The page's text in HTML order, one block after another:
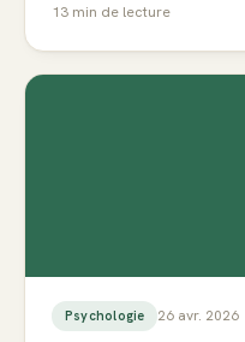
13 min de lecture
Psychologie 26 avr. 2026